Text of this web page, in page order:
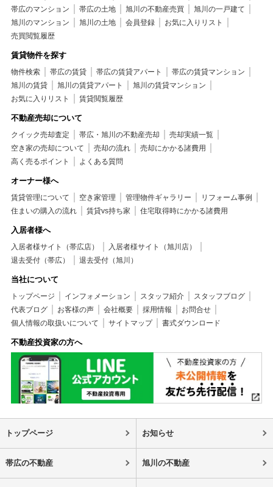
帯広のマンション 帯広の土地 旭川の不動産売買
旭川の一戸建て
旭川のマンション
旭川の土地 会員登録
お気に入りリスト
売買閲覧履歴
賃貸物件を探す
物件検索 帯広の賃貸 帯広の賃貸アパート
帯広の賃貸マンション
旭川の賃貸
旭川の賃貸アパート
旭川の賃貸マンション
お気に入りリスト
賃貸閲覧履歴
不動産売却について
クイック売却査定 帯広・旭川の不動産売却
売却実績一覧
空き家の売却について
売却の流れ
売却にかかる諸費用
高く売るポイント
よくある質問
オーナー様へ
賃貸管理について 空き家管理 管理物件ギャラリー
リフォーム事例
住まいの購入の流れ
賃貸vs持ち家 住宅取得時にかかる諸費用
入居者様へ
入居者様サイト（帯広店）
入居者様サイト（旭川店）
退去受付（帯広）
退去受付（旭川）
当社について
トップページ インフォメーション スタッフ紹介
スタッフブログ
代表ブログ
お客様の声 会社概要 採用情報
お問合せ
個人情報の取扱いについて
サイトマップ 書式ダウンロード
不動産投資家の方へ
トップページ お知らせ
帯広の不動産 旭川の不動産